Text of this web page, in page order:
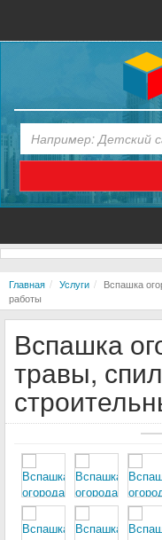
Главная Услуги
Вспашка
работы
Вспашка
травы,